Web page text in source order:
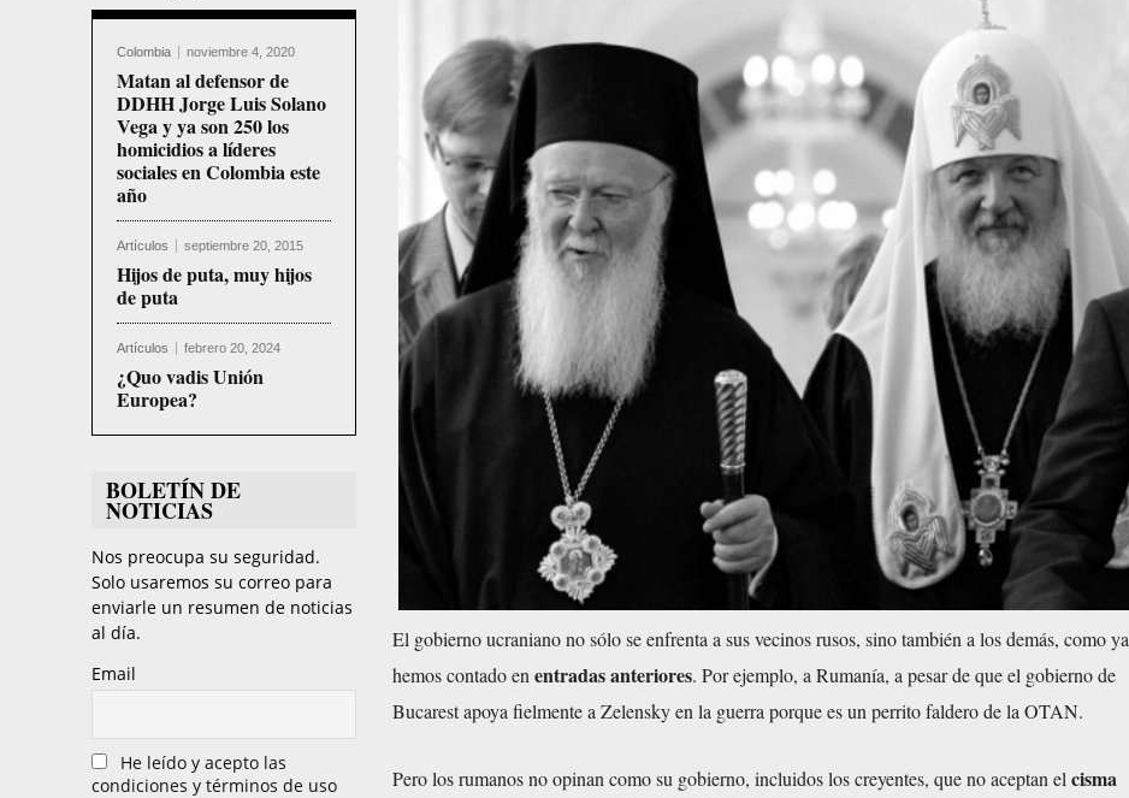
Colombia noviembre 4, 2020
Matan al defensor de
DDHH Jorge Luis Solano
Vega y ya son 250 los
homicidios a líderes
sociales en Colombia este
año
Artículos septiembre 20, 2015
Hijos de puta, muy hijos
de puta
Artículos febrero 20, 2024
¿Quo vadis Unión
Europea?
BOLETÍN DE
NOTICIAS
Nos preocupa su seguridad.
Solo usaremos su correo para
enviarle un resumen de noticias
al día.
Email
He leído y acepto las
condiciones y términos de uso
El gobierno ucraniano no sólo se enfrenta a sus vecinos rusos, sino también a los demás, como ya
hemos contado en entradas anteriores. Por ejemplo, a Rumanía, a pesar de que el gobierno de
Bucarest apoya fielmente a Zelensky en la guerra porque es un perrito faldero de la OTAN.
Pero los rumanos no opinan como su gobierno, incluidos los creyentes, que no aceptan el cisma